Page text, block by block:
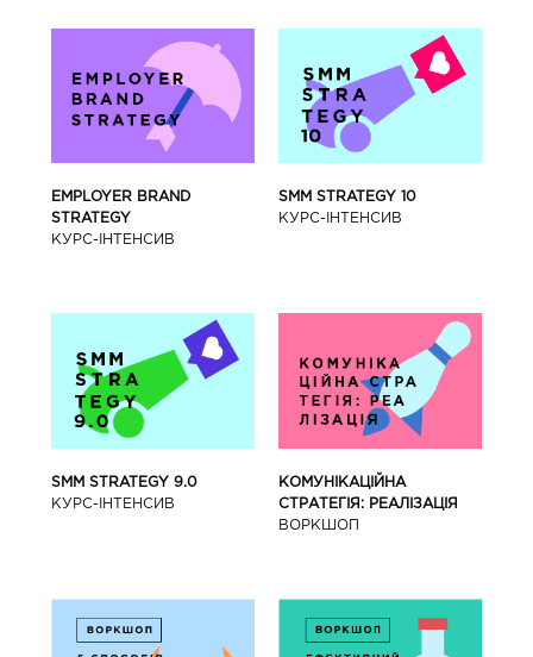
EMPLOYER BRAND
STRATEGY
КУРС-IНТЕНСИВ
SMM STRATEGY 10
КУРС-IНТЕНСИВ
SMM STRATEGY 9.0
КУРС-IНТЕНСИВ
КОМУНІКАЦІЙНА
СТРАТЕГІЯ: РЕАЛІЗАЦІЯ
ВОРКШОП